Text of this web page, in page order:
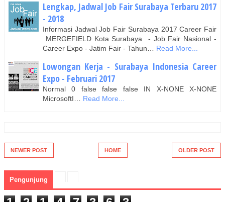
Lengkap, Jadwal Job Fair Surabaya Terbaru 2017
- 2018
Informasi Jadwal Job Fair Surabaya 2017 Career Fair
MERGEFIELD Kota Surabaya - Job Fair Nasional -
Career Expo - Jatim Fair - Tahun…
Read More...
Lowongan Kerja - Surabaya Indonesia Career
Expo - Februari 2017
Normal 0 false false false IN X-NONE X-NONE
MicrosoftI…
Read More...
NEWER POST OLDER POST
HOME
Pengunjung